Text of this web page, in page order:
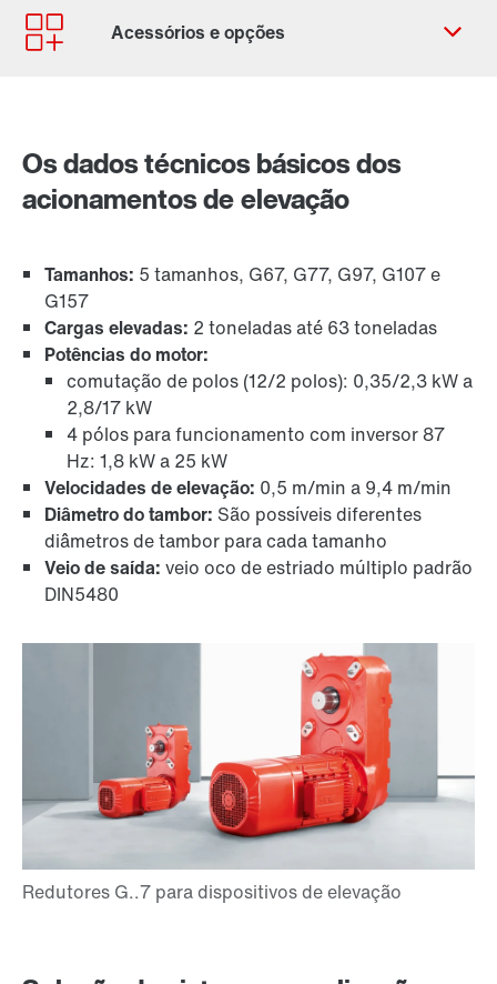
Ficha de contacto
Localizações Internacionais
Redutores industriais para dispositivos de
elevação
Sistema de montagem no veio TorqLOC®
Adaptadores
Os dados técnicos básicos dos
acionamentos de elevação
Tamanhos: 5 tamanhos, G67, G77, G97, G107 e
G157
Cargas elevadas: 2 toneladas até 63 toneladas
Potências do motor:
comutação de polos (12/2 polos): 0,35/2,3 kW a
2,8/17 kW
4 pólos para funcionamento com inversor 87
Hz: 1,8 kW a 25 kW
Velocidades de elevação: 0,5 m/min a 9,4 m/min
Diâmetro do tambor: São possíveis diferentes
diâmetros de tambor para cada tamanho
Veio de saída: veio oco de estriado múltiplo padrão
DIN5480